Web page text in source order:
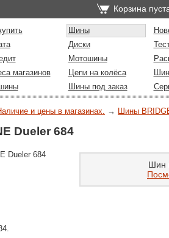
Корзина
Шины
Диски
Мотошины
магазинов
Цепи на колёса
Шины под заказ
и цены в магазинах. → Шины
Dueler 684
Dueler 684
Шин